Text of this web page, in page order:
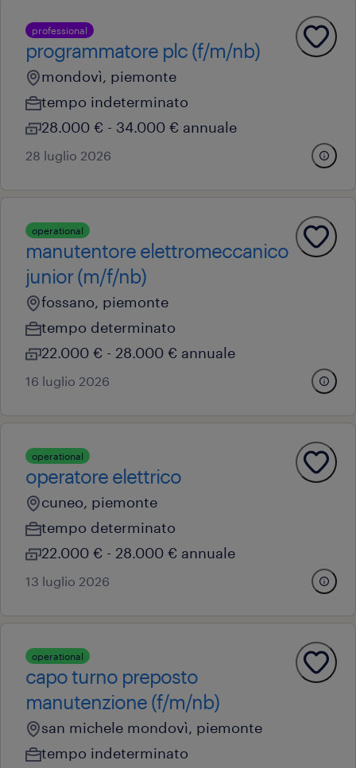
professional
programmatore plc (f/m/nb)
mondovì, piemonte
tempo indeterminato
28.000 € - 34.000 € annuale
28 luglio 2026
operational
manutentore elettromeccanico
junior (m/f/nb)
fossano, piemonte
tempo determinato
22.000 € - 28.000 € annuale
16 luglio 2026
operational
operatore elettrico
cuneo, piemonte
tempo determinato
22.000 € - 28.000 € annuale
13 luglio 2026
operational
capo turno preposto
manutenzione (f/m/nb)
san michele mondovì, piemonte
tempo indeterminato